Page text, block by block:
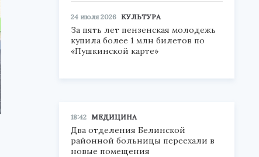
24 июля 2026 КУЛЬТУРА
За пять лет пензенская молодежь
купила более 1 млн билетов по
«Пушкинской карте»
18:42 МЕДИЦИНА
Два отделения Белинской
районной больницы переехали в
новые помещения